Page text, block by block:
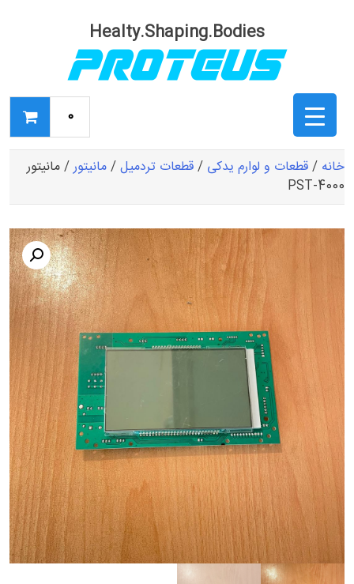
Healty.Shaping.Bodies
0
خانه /قطعات و لوارم یدکی /قطعات تردمیل/مانیتور/ مانیتور
PST-4000